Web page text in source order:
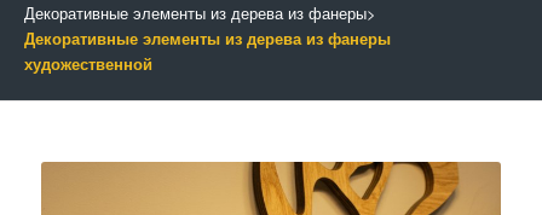
Декоративные элементы из дерева из фанеры>
Декоративные элементы из дерева из фанеры
художественной